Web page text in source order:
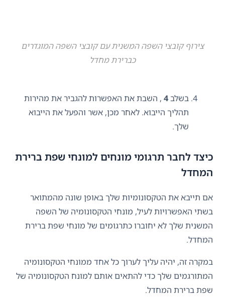
צירוף קובצי השפה המשנית עם קובצי השפה המוגדרים
כברירת מחדל
בשלב4 , השבת את האפשרות להגביר את מהירות
תהליך הייבוא. לאחר מכן, אשר והפעל את הייבוא ​​
שלך.
כיצד לחבר תרגומי מונחים למונחי שפת ברירת
המחדל
אם תייבא את הטקסונומיות שלך באופן שונה מהמתואר
בשתי האפשרויות לעיל, מונחי הטקסונומיה של השפה
המשנית שלך לא יחוברו כתרגומים של מונחי שפת ברירת
המחדל.
במקרה זה, יהיה עליך לערוך כל אחד ממונחי הטקסונומיה
המתורגמים שלך כדי להתאים אותם למונח הטקסונומיה של
שפת ברירת המחדל.